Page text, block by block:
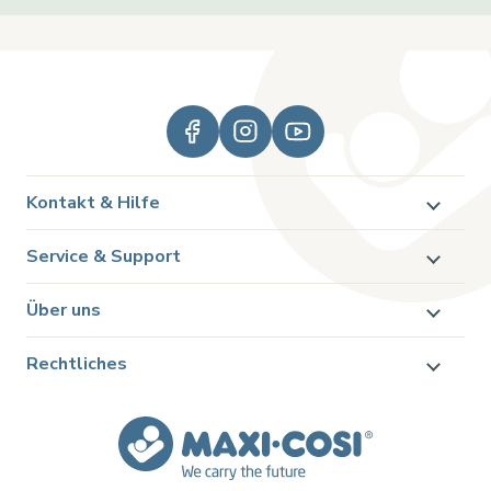
Kontakt & Hilfe
Service & Support
Über uns
Rechtliches